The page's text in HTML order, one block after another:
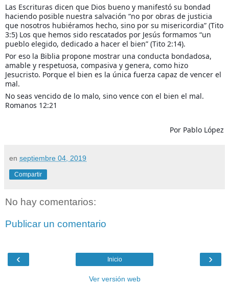
Las Escrituras dicen que Dios bueno y manifestó su bondad
haciendo posible nuestra salvación “no por obras de justicia
que nosotros hubiéramos hecho, sino por su misericordia” (Tito
3:5) Los que hemos sido rescatados por Jesús formamos “un
pueblo elegido, dedicado a hacer el bien” (Tito 2:14).
Por eso la Biblia propone mostrar una conducta bondadosa,
amable y respetuosa, compasiva y genera, como hizo
Jesucristo. Porque el bien es la única fuerza capaz de vencer el
mal.
No seas vencido de lo malo, sino vence con el bien el mal.
Romanos 12:21
Por Pablo López
en septiembre 04, 2019
Compartir
No hay comentarios:
Publicar un comentario
‹ ›
Inicio
Ver versión web